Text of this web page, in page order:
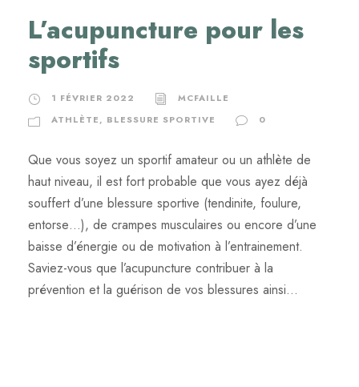
L’acupuncture pour les
sportifs
1 FÉVRIER 2022
MCFAILLE
ATHLÈTE, BLESSURE SPORTIVE 0
Que vous soyez un sportif amateur ou un athlète de
haut niveau, il est fort probable que vous ayez déjà
souffert d’une blessure sportive (tendinite, foulure,
entorse…), de crampes musculaires ou encore d’une
baisse d’énergie ou de motivation à l’entrainement.
Saviez-vous que l’acupuncture contribuer à la
prévention et la guérison de vos blessures ainsi...